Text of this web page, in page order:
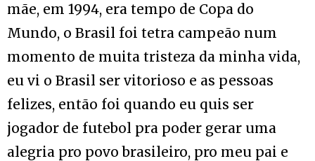
mãe, em 1994, era tempo de Copa do
Mundo, o Brasil foi tetra campeão num
momento de muita tristeza da minha vida,
eu vi o Brasil ser vitorioso e as pessoas
felizes, então foi quando eu quis ser
jogador de futebol pra poder gerar uma
alegria pro povo brasileiro, pro meu pai e